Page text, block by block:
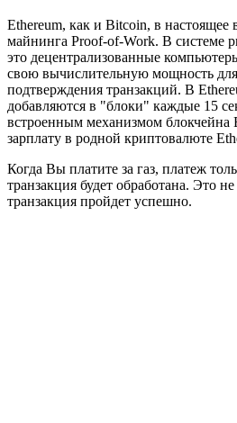
Ethereum, как и Bitcoin, в настоящее
майнинга Proof-of-Work. В системе
это децентрализованные
свою вычислительную мощность
подтверждения транзакций. В
добавляются в "блоки" каждые 15
встроенным механизмом блокчейна
зарплату в родной криптовалюте
Когда Вы платите за газ, платеж
транзакция будет обработана. Это
транзакция пройдет успешно.